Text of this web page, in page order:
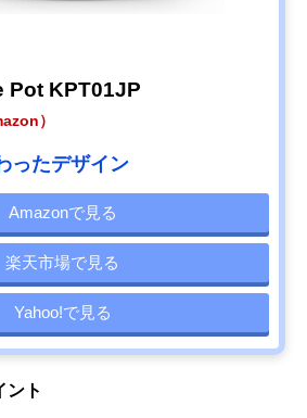
Pot KPT01JP
）
ったデザイン
Amazonで見る
楽天市場で見る
Yahoo!で見る
ント